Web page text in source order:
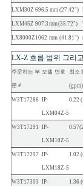
LXM30Z 696.5 mm (27.42")
LXM45Z 907.3 mm(35.72")
LX8000Z 1062 mm (41.81")
LX-Z 흐름 범위 그리고
주문하는 부
분 #
모델 번호 최소
(gpm)
W3T17286 IP-
LXM04Z-5
0.22
W3T17291 IP-
LXM10Z-5
0.57
W3T17297 IP-
LXM18Z-5
1.02
W3T17303 IP- 1.36